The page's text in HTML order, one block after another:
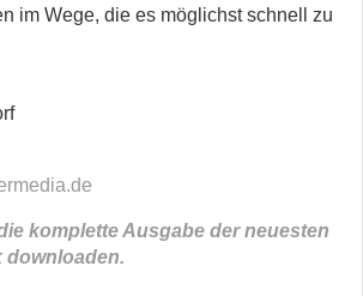
im Wege, die es möglichst schnell zu
komplette Ausgabe der neuesten
downloaden.